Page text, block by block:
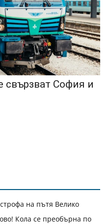
свързват София и
на пътя Велико
Кола се преобърна по